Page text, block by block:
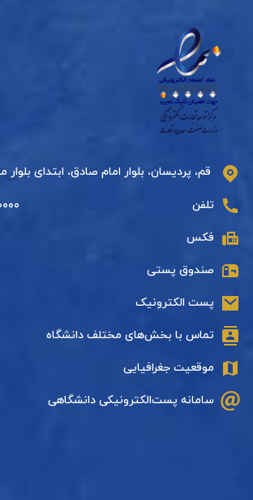
قم، پردیسان، بلوار امام صادق، ابتدای بلوار
تلفن
فکس
صندوق پستی
پست الکترونیک
تماس با بخش‌های مختلف دانشگاه
موقعیت جغرافیایی
سامانه پست‌الکترونیکی دانشگاهی